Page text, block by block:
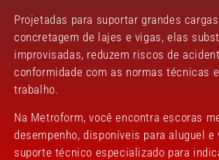
Projetadas para suportar grandes
concretagem de lajes e vigas, elas
improvisadas, reduzem riscos de
conformidade com as normas técnicas
trabalho.
Na Metroform, você encontra escoras
desempenho, disponíveis para aluguel e
suporte técnico especializado para